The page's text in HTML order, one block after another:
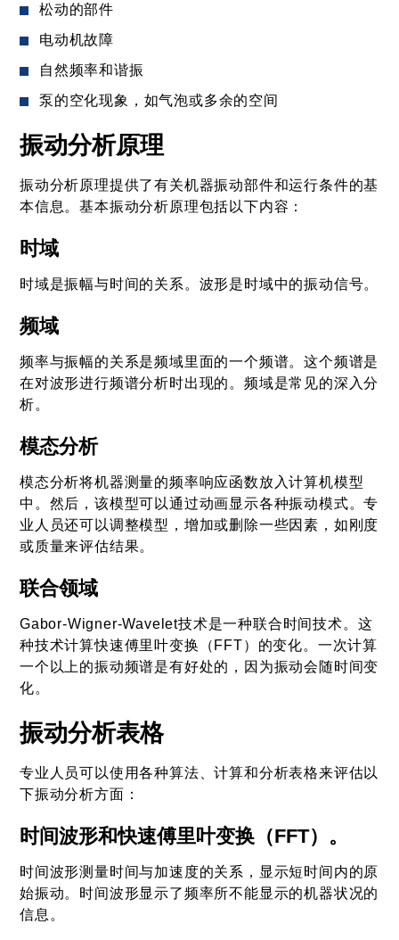
松动的部件
电动机故障
自然频率和谐振
泵的空化现象，如气泡或多余的空间
振动分析原理
振动分析原理提供了有关机器振动部件和运行条件的基
本信息。基本振动分析原理包括以下内容：
时域
时域是振幅与时间的关系。波形是时域中的振动信号。
频域
频率与振幅的关系是频域里面的一个频谱。这个频谱是
在对波形进行频谱分析时出现的。频域是常见的深入分
析。
模态分析
模态分析将机器测量的频率响应函数放入计算机模型
中。然后，该模型可以通过动画显示各种振动模式。专
业人员还可以调整模型，增加或删除一些因素，如刚度
或质量来评估结果。
联合领域
Gabor-Wigner-Wavelet技术是一种联合时间技术。这
种技术计算快速傅里叶变换（FFT）的变化。一次计算
一个以上的振动频谱是有好处的，因为振动会随时间变
化。
振动分析表格
专业人员可以使用各种算法、计算和分析表格来评估以
下振动分析方面：
时间波形和快速傅里叶变换（FFT）。
时间波形测量时间与加速度的关系，显示短时间内的原
始振动。时间波形显示了频率所不能显示的机器状况的
信息。